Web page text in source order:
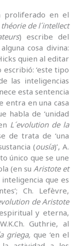
proliferado en el
de l´intellect
) escribe del
cosa divina:
quien al editar
‘este tipo
las inteligencias
esta sentencia
entra en una casa
habla de ‘unidad
L´evolution de la
de trata de ‘una
(ousía)’, A.
único que se une
(en su Aristote et
que es
Ch. Lefèvre,
de Aristote
y eterna,
Guthrie, al
griega, que ‘en el